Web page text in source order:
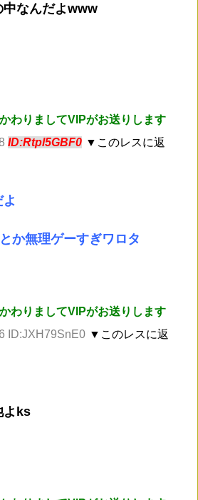
中なんだよwww
わりましてVIPがお送りします
ID:Rtpl5GBF0 ▼このレスに返
か無理ゲーすぎワロタ
わりましてVIPがお送りします
ID:JXH79SnE0 ▼このレスに返
よks